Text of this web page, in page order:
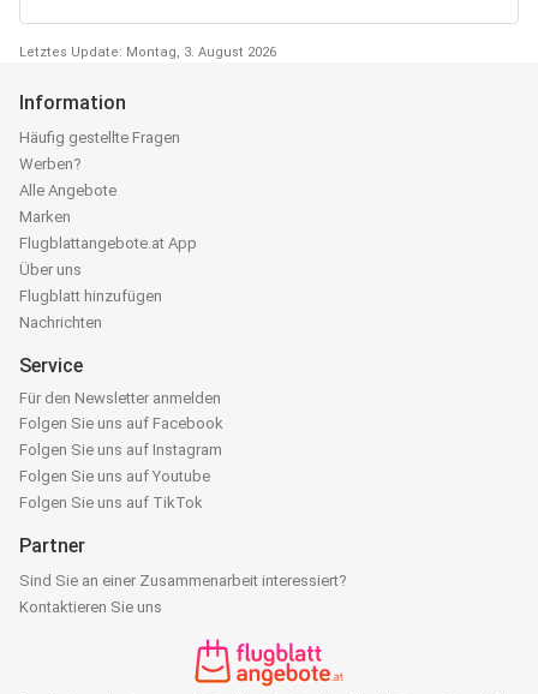
Letztes Update: Montag, 3. August 2026
Information
Häufig gestellte Fragen
Werben?
Alle Angebote
Marken
Flugblattangebote.at App
Über uns
Flugblatt hinzufügen
Nachrichten
Service
Für den Newsletter anmelden
Folgen Sie uns auf Facebook
Folgen Sie uns auf Instagram
Folgen Sie uns auf Youtube
Folgen Sie uns auf TikTok
Partner
Sind Sie an einer Zusammenarbeit interessiert?
Kontaktieren Sie uns